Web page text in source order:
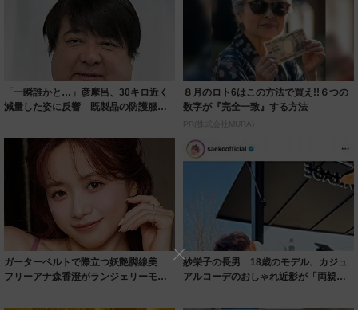
「一瞬誰かと…」彦摩呂、30キロ近く
減量した姿に反響 既製品の防護服が
８月のロト6はこの方法で買え!!６つの
数字が『完全一致』する方法
PR(株式会社MURA)
ガーターベルトで際立つ妖艶脚線美
フリーアナ森香澄がランジェリーモデ
紗栄子の長男 18歳のモデル、カジュ
アルコーデのおしゃれ近影が「両親の